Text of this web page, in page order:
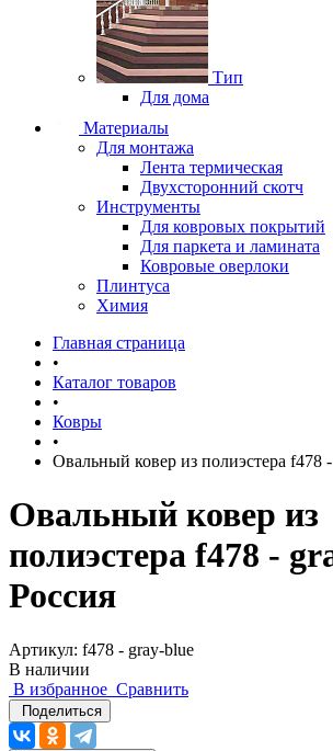
Тип
Для дома
Материалы
Для монтажа
Лента термическая
Двухсторонний скотч
Инструменты
Для ковровых покрытий
Для паркета и ламината
Ковровые оверлоки
Плинтуса
Химия
Главная страница
•
Каталог товаров
•
Ковры
•
Овальный ковер из полиэстера f478
Овальный ковер из
полиэстера f478 -
Россия
Артикул: f478 - gray-blue
В наличии
В избранное Сравнить
Поделиться